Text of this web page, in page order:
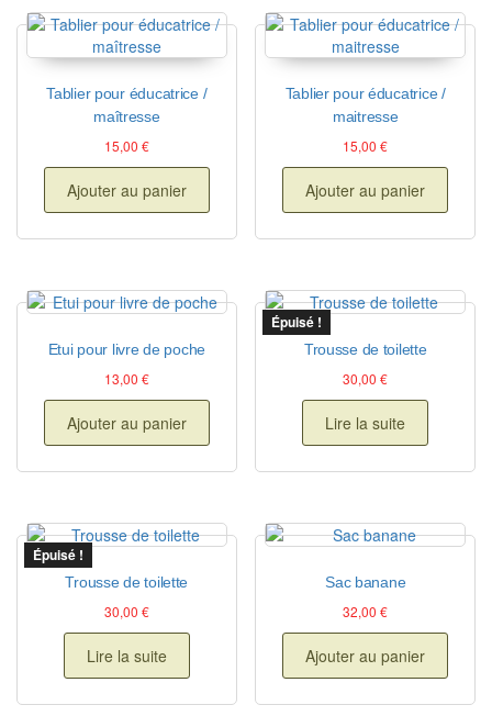
Tablier pour éducatrice /
maîtresse
15,00 €
Ajouter au panier
Tablier pour éducatrice /
maitresse
15,00€
Ajouter au panier
Etui pour livre de poche
13,00 €
Ajouter au panier
Épuisé !
Trousse de toilette
30,00€
Lire la suite
Épuisé !
Trousse de toilette
30,00 €
Lire la suite
Sac banane
32,00€
Ajouter au panier